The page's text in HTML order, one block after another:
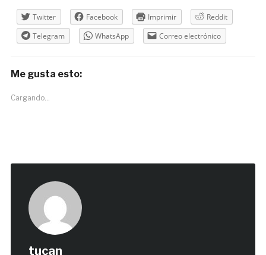
Twitter Facebook Imprimir
Reddit
Telegram
WhatsApp Correo electrónico
Me gusta esto:
Cargando...
tucan